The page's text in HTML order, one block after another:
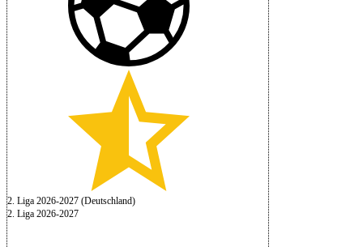
2. Liga 2026-2027 (Deutschland)
2. Liga 2026-2027